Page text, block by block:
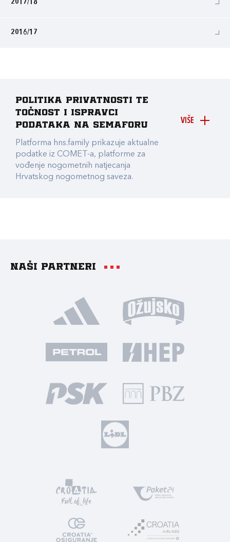
2017/18
2016/17
VIŠE
Politika privatnosti te
točnost i ispravci
podataka na Semaforu
Platforma hns.family prikazuje aktualne
podatke iz COMET-a, platforme za
vođenje nogometnih natjecanja
Hrvatskog nogometnog saveza.
Naši partneri